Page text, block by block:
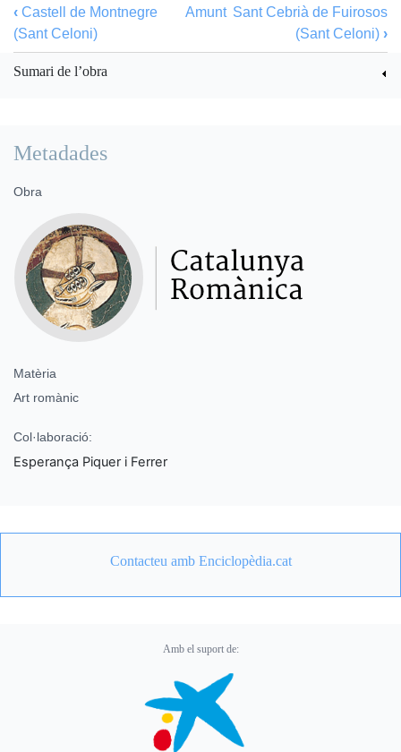
‹ Castell de Montnegre
(Sant Celoni)
Amunt Sant Cebrià de Fuirosos
(Sant Celoni) ›
Sumari de l’obra
Metadades
Obra
Matèria
Art romànic
Col·laboració:
Esperança Piquer i Ferrer
Contacteu amb Enciclopèdia.cat
Amb el suport de: